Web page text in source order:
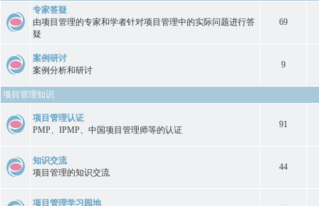
专家答疑
由项目管理的专家和学者针对项目管理中的实际问题进行答
疑
69
案例研讨
案例分析和研讨
9
项目管理知识
项目管理认证
PMP、IPMP、中国项目管理师等的认证
91
知识交流
项目管理的知识交流
44
项目管理学习园地